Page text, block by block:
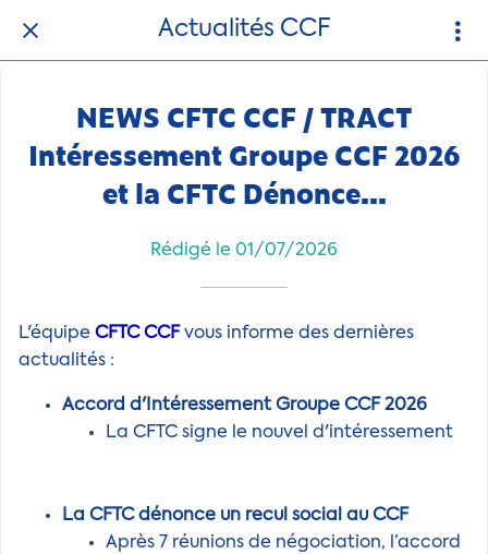
Actualités CCF
NEWS CFTC CCF / TRACT
Intéressement Groupe CCF 2026
et la CFTC Dénonce...
Rédigé le 01/07/2026
L'équipe CFTC CCFvous informe des dernières
actualités :
Accord d'Intéressement Groupe CCF 2026
La CFTC signe le nouvel d'intéressement
La CFTC dénonce un recul social au CCF
Après 7 réunions de négociation, l’accord